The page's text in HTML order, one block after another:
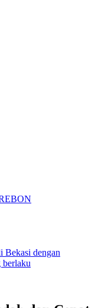
Bekasi dengan
berlaku